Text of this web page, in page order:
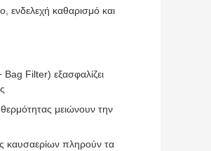
ενδελεχή καθαρισμό και
Filter) εξασφαλίζει
μειώνουν την
καυσαερίων πληρούν τα